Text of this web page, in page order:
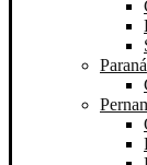
Paraná